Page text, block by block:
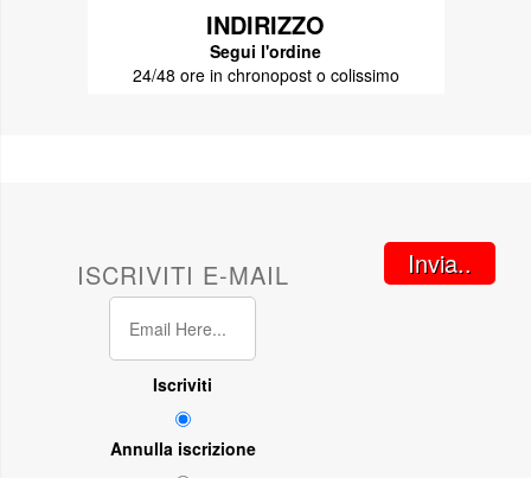
INDIRIZZO
Segui l'ordine
24/48 ore in chronopost o colissimo
ISCRIVITI E-MAIL
Iscriviti
Annulla iscrizione
Invia..